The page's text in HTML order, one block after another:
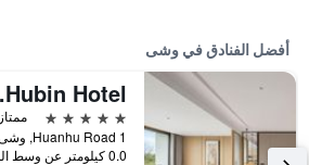
أفضل الفنادق في وشى
5 نجوم
ممتاز 8.8
1 Huanhu Road, وشى, الصين
0.0 كيلومتر عن وسط المدينة